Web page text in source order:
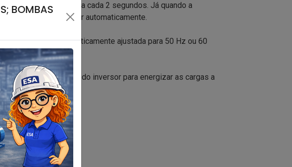
BOMBAS
sonoro uma vez a cada 2 segundos. Já quando a
longo, até desligar automaticamente.
frequência é automaticamente ajustada para 50 Hz ou 60
do nobreak em modo inversor para energizar as cargas a